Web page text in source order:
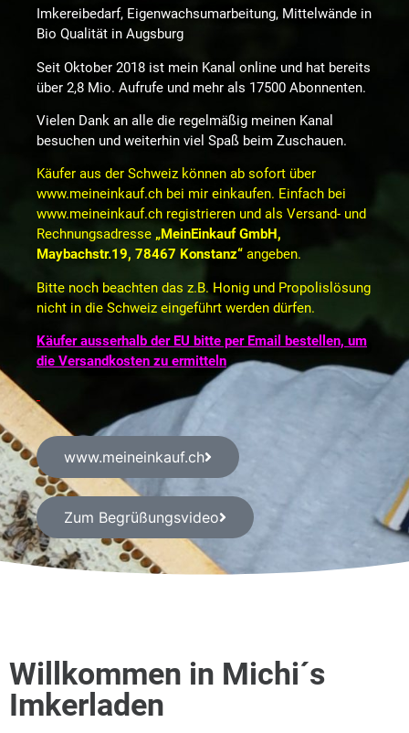
Imkereibedarf, Eigenwachsumarbeitung, Mittelwände in
Bio Qualität in Augsburg
Seit Oktober 2018 ist mein Kanal online und hat bereits
über 2,8 Mio. Aufrufe und mehr als 17500 Abonnenten.
Vielen Dank an alle die regelmäßig meinen Kanal
besuchen und weiterhin viel Spaß beim Zuschauen.
Käufer aus der Schweiz können ab sofort über
www.meineinkauf.ch bei mir einkaufen. Einfach bei
www.meineinkauf.ch registrieren und als Versand- und
Rechnungsadresse „MeinEinkauf GmbH,
Maybachstr.19, 78467 Konstanz“ angeben.
Bitte noch beachten das z.B. Honig und Propolislösung
nicht in die Schweiz eingeführt werden dürfen.
Käufer ausserhalb der EU bitte per Email bestellen, um
die Versandkosten zu ermitteln
www.meineinkauf.ch
Zum Begrüßungsvideo
Willkommen in Michi´s
Imkerladen